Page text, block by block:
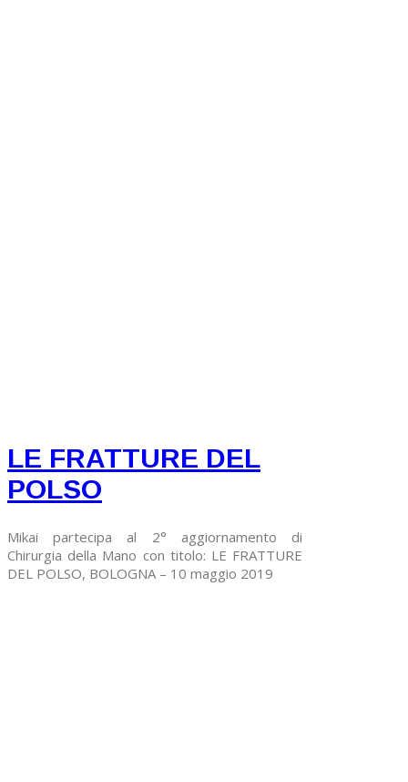
LE FRATTURE DEL
POLSO
Mikai partecipa al 2° aggiornamento di
Chirurgia della Mano con titolo: LE FRATTURE
DEL POLSO, BOLOGNA – 10 maggio 2019